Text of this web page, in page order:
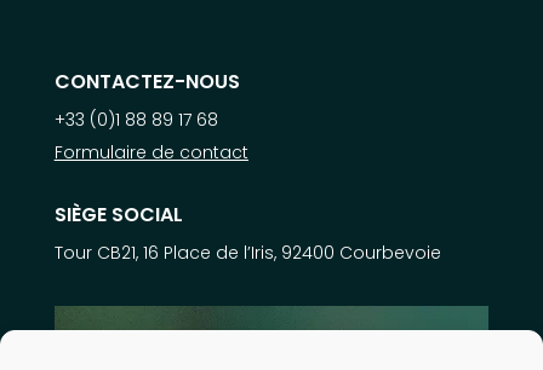
CONTACTEZ-NOUS
+33 (0)1 88 89 17 68
Formulaire de contact
SIÈGE SOCIAL
Tour CB21, 16 Place de l’Iris, 92400 Courbevoie